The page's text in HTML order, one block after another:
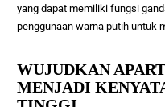
yang dapat memiliki fungsi
penggunaan warna putih untuk
WUJUDKAN
MENJADI